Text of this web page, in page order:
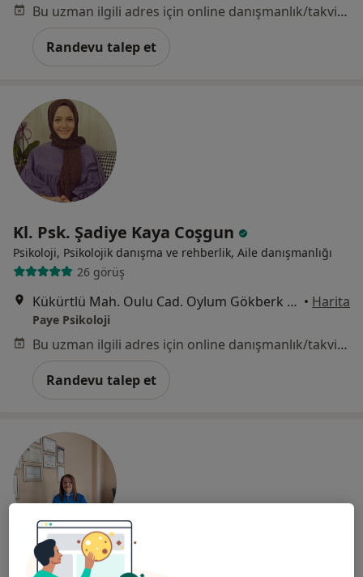
Bu uzman ilgili adres için online danışmanlık/takvim sunmuyor.
Randevu talep et
Kl. Psk. Şadiye Kaya Coşgun
Psikoloji, Psikolojik danışma ve rehberlik, Aile danışmanlığı
26 görüş
Kükürtlü Mah. Oulu Cad. Oylum Gökberk Sitesi F Blok Kat:2 Daire:12, Bursa • Harita
Paye Psikoloji
Bu uzman ilgili adres için online danışmanlık/takvim sunmuyor.
Randevu talep et
Kl. Psk. Zeliha Kasımova